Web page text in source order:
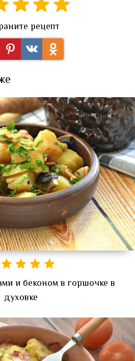
рецепт
и беконом в горшочке в
духовке